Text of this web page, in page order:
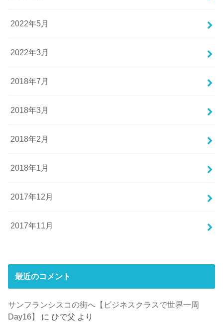
2022年5月
2022年3月
2018年7月
2018年3月
2018年2月
2018年1月
2017年12月
2017年11月
最近のコメント
サンフランシスコの街へ【ビジネスクラスで世界一周
Day16】
に ひで父 より